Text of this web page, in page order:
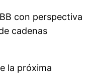
con perspectiva
cadenas
la próxima